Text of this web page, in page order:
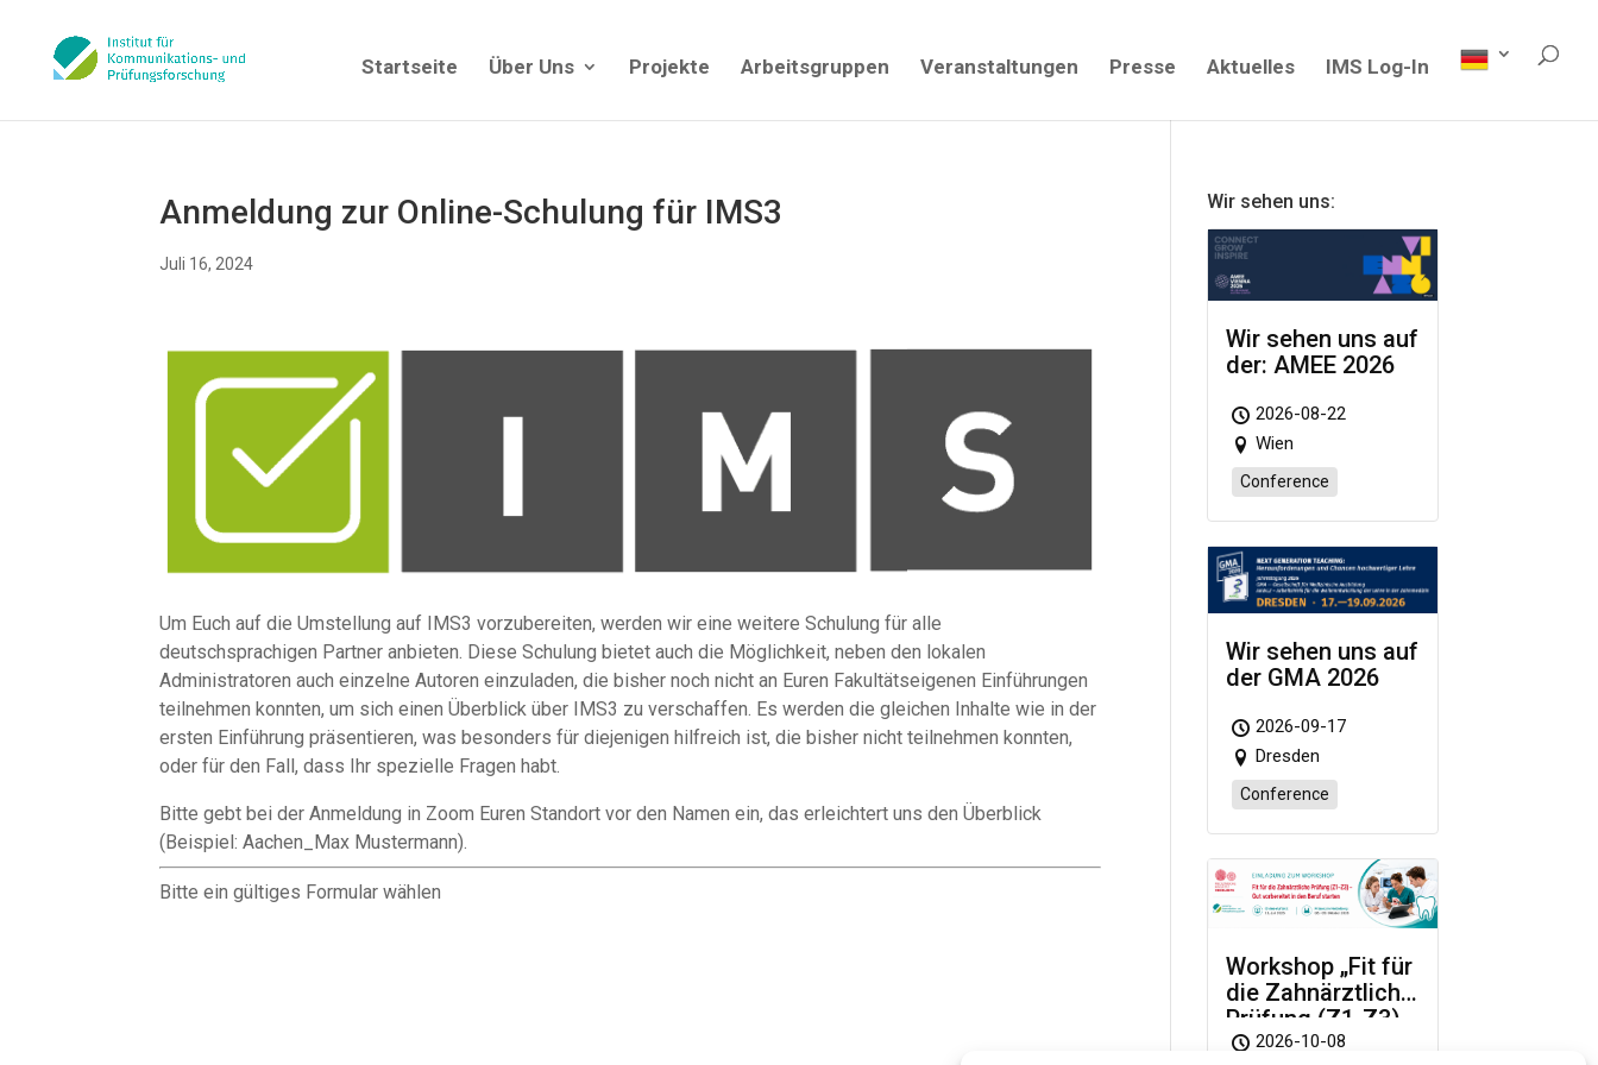
Startseite Über Uns Projekte Arbeitsgruppen Veranstaltungen Presse Aktuelles IMS Log-In
Anmeldung zur Online-Schulung für IMS3
Juli 16, 2024
Um Euch auf die Umstellung auf IMS3 vorzubereiten, werden wir eine weitere Schulung für alle
deutschsprachigen Partner anbieten. Diese Schulung bietet auch die Möglichkeit, neben den lokalen
Administratoren auch einzelne Autoren einzuladen, die bisher noch nicht an Euren Fakultätseigenen Einführungen
teilnehmen konnten, um sich einen Überblick über IMS3 zu verschaffen. Es werden die gleichen Inhalte wie in der
ersten Einführung präsentieren, was besonders für diejenigen hilfreich ist, die bisher nicht teilnehmen konnten,
oder für den Fall, dass Ihr spezielle Fragen habt.
Bitte gebt bei der Anmeldung in Zoom Euren Standort vor den Namen ein, das erleichtert uns den Überblick
(Beispiel: Aachen_Max Mustermann).
Bitte ein gültiges Formular wählen
Wir sehen uns:
Wir sehen uns auf
der: AMEE 2026
2026-08-22
Wien
Conference
Wir sehen uns auf
der GMA 2026
2026-09-17
Dresden
Conference
Workshop „Fit für
die Zahnärztliche
Prüfung (Z1-Z3)
– Gut vorbereitet
2026-10-08